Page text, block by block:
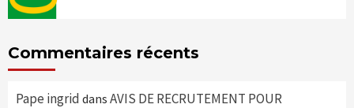
Commentaires récents
Pape ingrid dans AVIS DE RECRUTEMENT POUR